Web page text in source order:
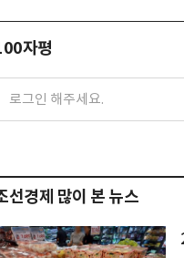
자평
선경제 많이 본 뉴스